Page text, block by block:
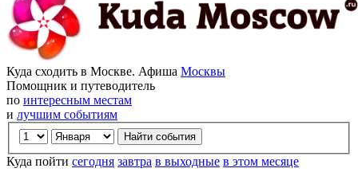
Куда сходить в Москве. Афиша Москвы
Помощник и путеводитель
по интересным местам
и лучшим событиям
Куда пойти сегодня завтра в выходные в этом месяце